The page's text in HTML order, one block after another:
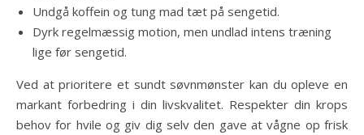
Undgå koffein og tung mad tæt på sengetid.
Dyrk regelmæssig motion, men undlad intens træning
lige før sengetid.
Ved at prioritere et sundt søvnmønster kan du opleve en
markant forbedring i din livskvalitet. Respekter din krops
behov for hvile og giv dig selv den gave at vågne op frisk